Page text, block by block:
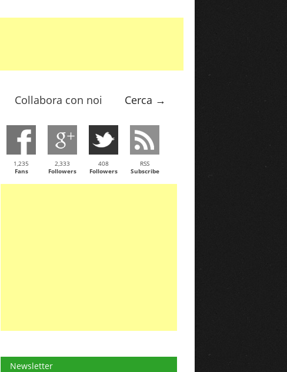
Collabora con noi Cerca →
1,235
Fans
2,333
Followers
408
Followers
RSS
Subscribe
Newsletter